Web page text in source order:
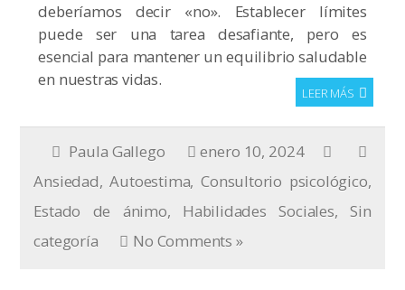
deberíamos decir «no». Establecer límites
puede ser una tarea desafiante, pero es
esencial para mantener un equilibrio saludable
en nuestras vidas.
LEER MÁS
Paula Gallego
enero 10, 2024
Ansiedad,Autoestima,Consultorio psicológico,
Estado de ánimo, Habilidades Sociales, Sin
categoría
No Comments »